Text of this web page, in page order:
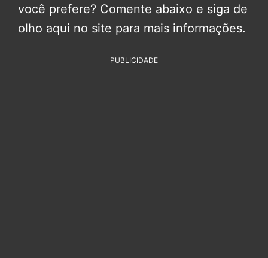
você prefere? Comente abaixo e siga de
olho aqui no site para mais informações.
PUBLICIDADE